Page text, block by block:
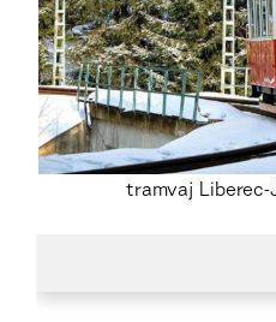
tramvaj Liberec-